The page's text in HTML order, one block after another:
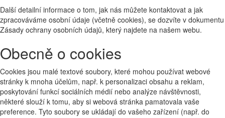
Další detailní informace o tom, jak nás můžete kontaktovat a jak
zpracováváme osobní údaje (včetně cookies), se dozvíte v dokumentu
Zásady ochrany osobních údajů, který najdete na našem webu.
Obecně o cookies
Cookies jsou malé textové soubory, které mohou používat webové
stránky k mnoha účelům, např. k personalizaci obsahu a reklam,
poskytování funkcí sociálních médií nebo analýze návštěvnosti,
některé slouží k tomu, aby si webová stránka pamatovala vaše
preference. Tyto soubory se ukládají do vašeho zařízení (např. do